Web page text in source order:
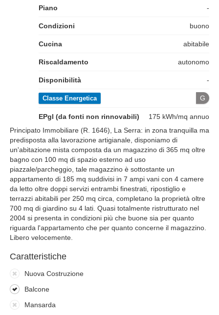
Piano -
Condizioni buono
Cucina abitabile
Riscaldamento autonomo
Disponibilità -
Classe Energetica G
EPgl (da fonti non rinnovabili)
175 kWh/mq annuo
Principato Immobiliare (R. 1646), La Serra: in zona tranquilla ma
predisposta alla lavorazione artigianale, disponiamo di
un'abitazione mista composta da un magazzino di 365 mq oltre
bagno con 100 mq di spazio esterno ad uso
piazzale/parcheggio, tale magazzino è sottostante un
appartamento di 185 mq suddivisi in 7 ampi vani con 4 camere
da letto oltre doppi servizi entrambi finestrati, ripostiglio e
terrazzi abitabili per 250 mq circa, completano la proprietà oltre
700 mq di giardino su 4 lati. Quasi totalmente ristrutturato nel
2004 si presenta in condizioni più che buone sia per quanto
riguarda l'appartamento che per quanto concerne il magazzino.
Libero velocemente.
Caratteristiche
Nuova Costruzione
Balcone
Mansarda